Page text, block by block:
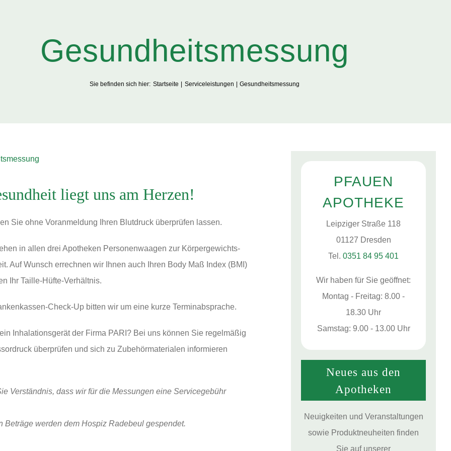
Gesund­heits­mes­sung
Sie befinden sich hier: Startseite Ser­vice­leis­tun­gen Gesund­heits­mes­sung
liegt uns am Herzen!
Sie ohne Vor­anmel­dung Ihren Blut­druck über­prü­fen lassen.
in allen drei Apo­the­ken Per­so­nen­waa­gen zur Kör­per­ge­wichts­
Auf Wunsch errech­nen wir Ihnen auch Ihren Body Maß Index (BMI)
Ihr Tail­le-Hüf­te-Ver­hält­nis.
Check-Up bit­ten wir um eine kur­ze Terminabsprache.
Inha­la­ti­ons­ge­rätder Fir­ma PARI ? Bei uns kön­nen Sie regel­mä­ßig
über­prü­fen und sich zu Zube­hör­ma­te­ria­len infor­mie­ren
Ver­ständ­nis, dass wir für die Mes­sun­gen eine Ser­vice­ge­bühr
Beträ­ge wer­den dem Hos­piz Rade­beul gespendet.
PFAU­EN
APOTHEKE
Leip­zi­ger Stra­ße 118
01127 Dres­den
Tel.0351 84 95 401
Wir haben für Sie geöffnet:
Mon­tag - Frei­tag: 8.00 -
18.30 Uhr
Sams­tag: 9.00 - 13.00 Uhr
Neu­es aus den
Apotheken
Neu­ig­kei­ten und Ver­an­stal­tun­gen
sowie Pro­dukt­neu­hei­ten fin­den
Sie auf unse­rer